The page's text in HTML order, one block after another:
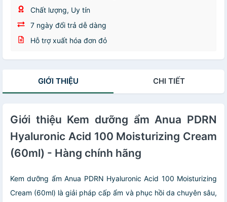
Chất lượng, Uy tín
7 ngày đổi trả dễ dàng
Hỗ trợ xuất hóa đơn đỏ
GIỚI THIỆU CHI TIẾT
Giới thiệu Kem dưỡng ẩm Anua PDRN
Hyaluronic Acid 100 Moisturizing Cream
(60ml) - Hàng chính hãng
Kem dưỡng ẩm Anua PDRN Hyaluronic Acid 100 Moisturizing
Cream (60ml) là giải pháp cấp ẩm và phục hồi da chuyên sâu,